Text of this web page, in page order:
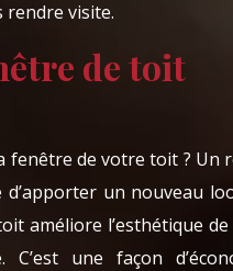
rendre visite.
de toit
fenêtre de votre toit ? Un
un nouveau
améliore l’esthétique
une façon